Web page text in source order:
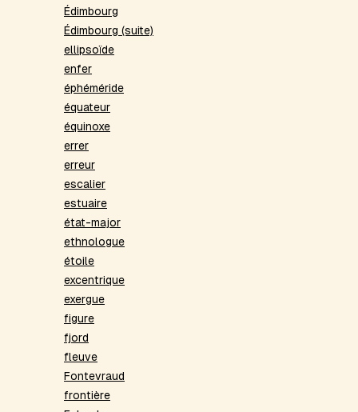
Édimbourg
Édimbourg (suite)
ellipsoïde
enfer
éphéméride
équateur
équinoxe
errer
erreur
escalier
estuaire
état-major
ethnologue
étoile
excentrique
exergue
figure
fjord
fleuve
Fontevraud
frontière